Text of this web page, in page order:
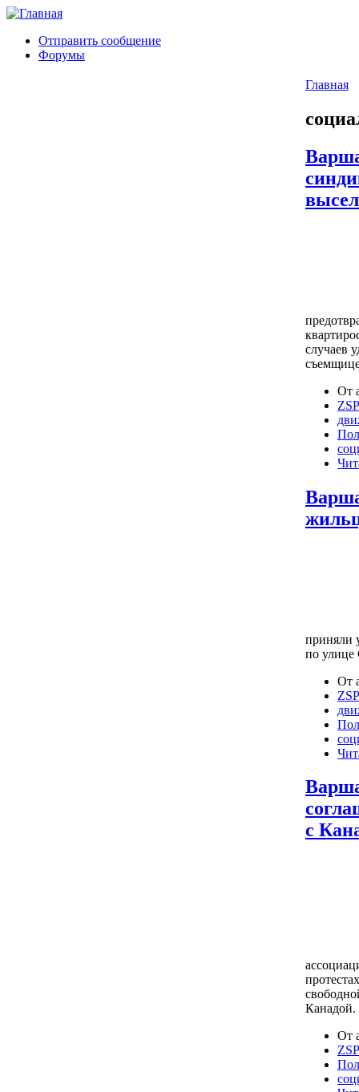
Отправить сообщение
Форумы
Главная
случаев
От
ZSP
приняли
по
От
ZSP
с
Канадой.
От
ZSP